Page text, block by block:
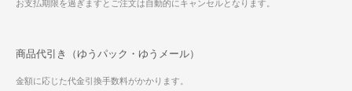
商品代引き（ゆうパック・ゆうメール）
金額に応じた代金引換手数料がかかります。